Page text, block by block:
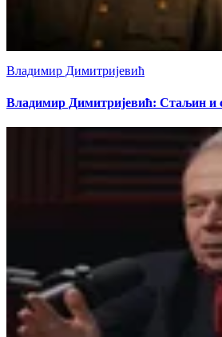
Владимир Димитријевић
Владимир Димитријевић: Стаљин и